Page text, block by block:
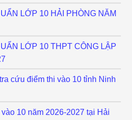
LỚP 10 HẢI PHÒNG NĂM
LỚP 10 THPT CÔNG LẬP
cứu điểm thi vào 10 tỉnh Ninh
10 năm 2026-2027 tại Hải